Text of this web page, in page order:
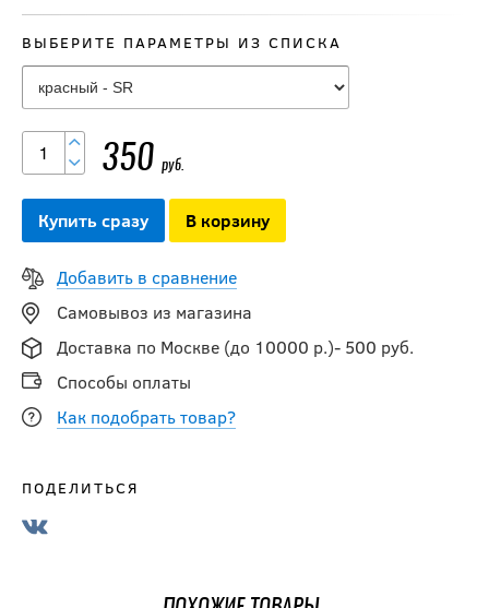
ВЫБЕРИТЕ ПАРАМЕТРЫ ИЗ СПИСКА
350 руб.
Купить сразу В корзину
Добавить в сравнение
Самовывоз из магазина
Доставка по Москве (до 10000 р.)- 500 руб.
Способы оплаты
Как подобрать товар?
ПОДЕЛИТЬСЯ